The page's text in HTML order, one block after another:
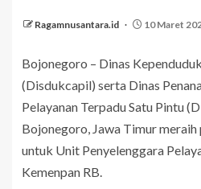
Ragamnusantara.id 10 Maret
Bojonegoro – Dinas
(Disdukcapil) serta Dinas
Pelayanan Terpadu Satu Pintu
Bojonegoro, Jawa Timur
untuk Unit Penyelenggara
Kemenpan RB.